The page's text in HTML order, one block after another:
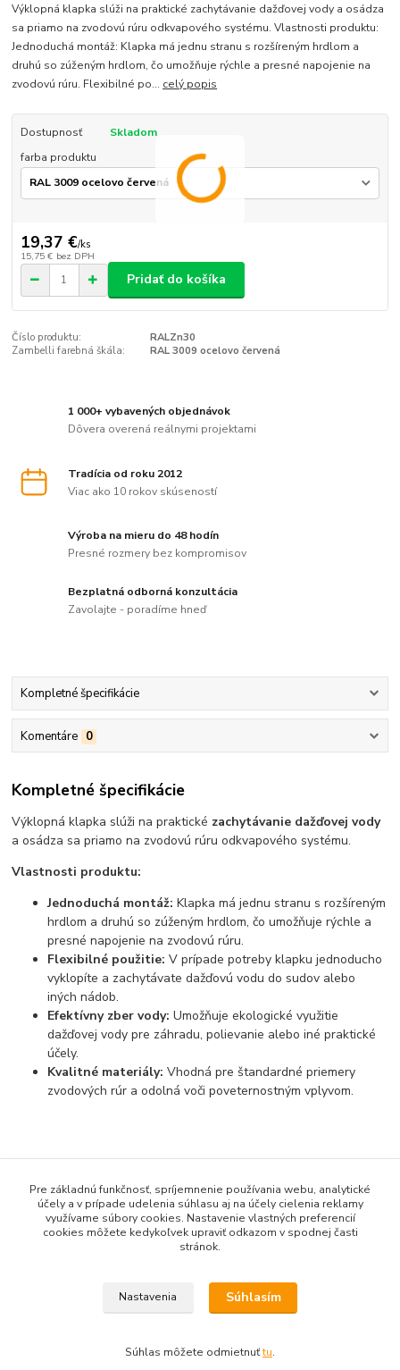
Výklopná klapka slúži na praktické zachytávanie dažďovej vody a osádza
sa priamo na zvodovú rúru odkvapového systému. Vlastnosti produktu:
Jednoduchá montáž: Klapka má jednu stranu s rozšíreným hrdlom a
druhú so zúženým hrdlom, čo umožňuje rýchle a presné napojenie na
zvodovú rúru. Flexibilné po... celý popis
Dostupnosť
Skladom
farba produktu
19,37 €/ks
15,75 € bez DPH
Pridať do košíka
Číslo produktu:
RALZn30
Zambelli farebná škála:
RAL 3009 ocelovo červená
1 000+ vybavených objednávok
Dôvera overená reálnymi projektami
Tradícia od roku 2012
Viac ako 10 rokov skúseností
Výroba na mieru do 48 hodín
Presné rozmery bez kompromisov
Bezplatná odborná konzultácia
Zavolajte - poradíme hneď
Kompletné špecifikácie
Komentáre 0
Kompletné špecifikácie
Výklopná klapka slúži na praktické zachytávanie dažďovej vody
a osádza sa priamo na zvodovú rúru odkvapového systému.
Vlastnosti produktu:
Jednoduchá montáž: Klapka má jednu stranu s rozšíreným
hrdlom a druhú so zúženým hrdlom, čo umožňuje rýchle a
presné napojenie na zvodovú rúru.
Flexibilné použitie: V prípade potreby klapku jednoducho
vyklopíte a zachytávate dažďovú vodu do sudov alebo
iných nádob.
Efektívny zber vody: Umožňuje ekologické využitie
dažďovej vody pre záhradu, polievanie alebo iné praktické
účely.
Kvalitné materiály: Vhodná pre štandardné priemery
zvodových rúr a odolná voči poveternostným vplyvom.
Tovar zaradený v kategóriách
Farebný odkvapový systém 250-80mm
Farebný odkvapový systém 280-80mm
Pre základnú funkčnosť, spríjemnenie používania webu, analytické
účely a v prípade udelenia súhlasu aj na účely cielenia reklamy
využívame súbory cookies. Nastavenie vlastných preferencií
cookies môžete kedykoľvek upraviť odkazom v spodnej časti
stránok.
Nastavenia Súhlasím
Súhlas môžete odmietnuťtu.